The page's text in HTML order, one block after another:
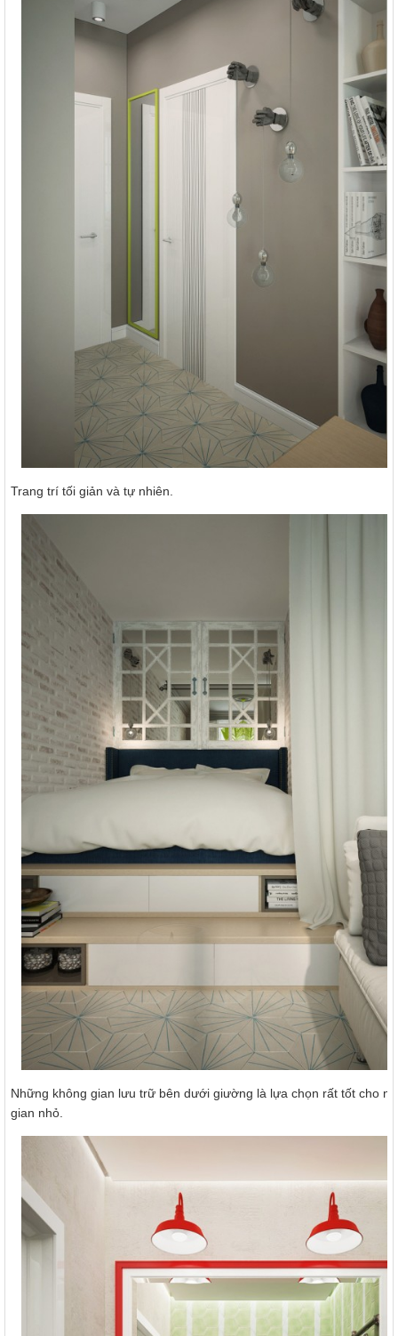
Trang trí tối giản và tự nhiên.
Những không gian lưu trữ bên dưới giường là lựa chọn rất tốt cho
gian nhỏ.